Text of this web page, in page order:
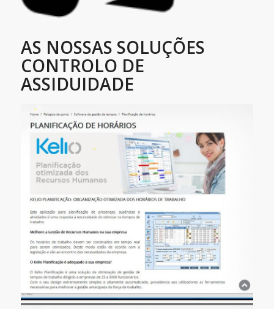
AS NOSSAS SOLUÇÕES
CONTROLO DE
ASSIDUIDADE